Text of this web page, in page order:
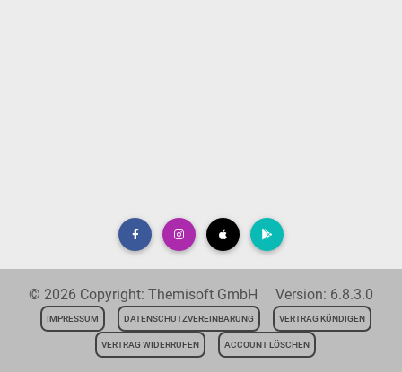
© 2026 Copyright: Themisoft GmbH Version: 6.8.3.0
IMPRESSUM DATENSCHUTZVEREINBARUNG VERTRAG KÜNDIGEN
VERTRAG WIDERRUFEN ACCOUNT LÖSCHEN